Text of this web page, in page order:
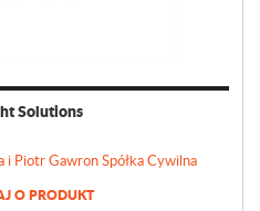
Solutions
i Piotr Gawron Spółka Cywilna
O PRODUKT